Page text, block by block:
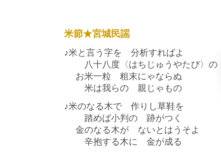
米節★宮城民謡
♪米と言う字を 分析すればよ
八十八度〈はちじゅうやたび〉
お米一粒 粗末にゃならぬ
米は我らの 親じゃもの
♪米のなる木で 作りし草鞋を
踏めば小判の 跡がつく
金のなる木が ないとはうそよ
辛抱する木に 金が成る